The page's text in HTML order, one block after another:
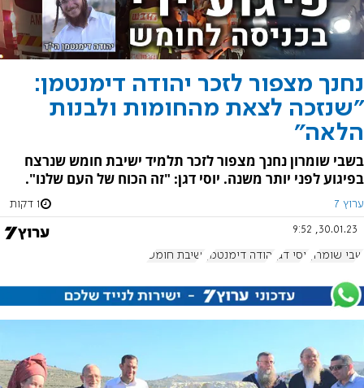
נחנך מצפור לזכר יהודה דימנטמן:
"שנזכה לצאת מהחומות ולבנות
הלאה"
בשבי שומרון נחנך מצפור לזכר תלמיד ישיבת חומש שנרצח
בפיגוע לפני יותר משנה. יוסי דגן: "זה הכוח של העם שלנו".
ערוץ 7 1 דקות
30.01.23, 9:52
שבי שומרון יוסי דגן יהודה דימנטמן ישיבת חומש